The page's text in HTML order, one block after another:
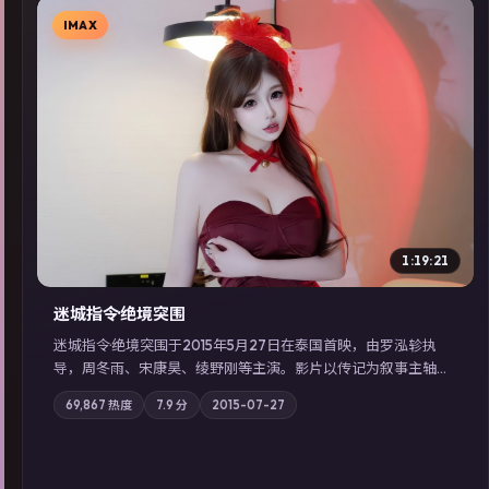
▶
IMAX
1:19:21
迷城指令·绝境突围
迷城指令·绝境突围于2015年5月27日在泰国首映，由罗泓轸执
导，周冬雨、宋康昊、绫野刚等主演。影片以传记为叙事主轴，
记忆碎片重组后，主角发现自己从未活过“真实”的一天；摄影与
配乐强化地域气质；站内亦可通过「国产免费观看高清电视剧在
69,867 热度 7.9 分 2015-07-27